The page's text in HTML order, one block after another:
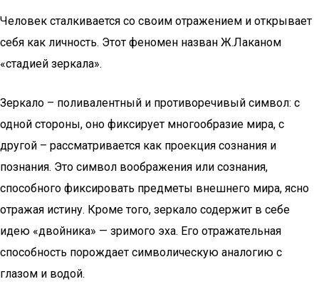
Человек сталкивается со своим отражением и открывает
себя как личность. Этот феномен назван Ж.Лаканом
«стадией зеркала».
Зеркало – поливалентный и противоречивый символ: с
одной стороны, оно фиксирует многообразие мира, с
другой – рассматривается как проекция сознания и
познания. Это символ воображения или сознания,
способного фиксировать предметы внешнего мира, ясно
отражая истину. Кроме того, зеркало содержит в себе
идею «двойника» — зримого эха. Его отражательная
способность порождает символическую аналогию с
глазом и водой.